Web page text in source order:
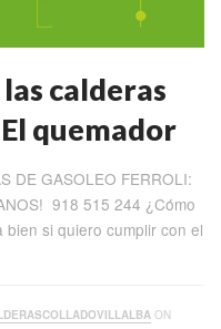
calderas
quemador
DE GASOLEO FERROLI:
918 515 244 ¿Cómo
si quiero cumplir con el
ON